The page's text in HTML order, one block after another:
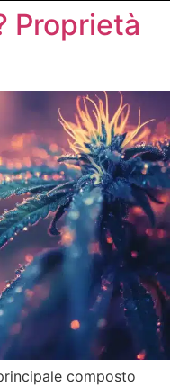
Proprietà
composto